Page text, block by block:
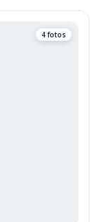
4 fotos